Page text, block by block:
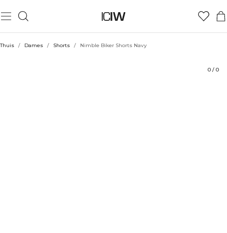
Thuis / Dames / Shorts / Nimble Biker Shorts Navy
0 / 0